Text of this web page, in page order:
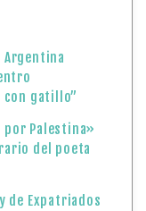
Argentina
con gatillo”
por Palestina»
del poeta
de Expatriados